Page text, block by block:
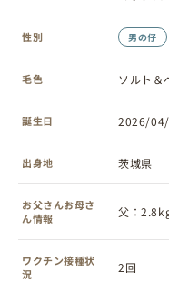
性別 男の仔
毛色 ソルト＆
誕生日 2026/
出身地 茨城県
お父さんお母さ
ん情報
父：
ワクチン接種状
況
2回